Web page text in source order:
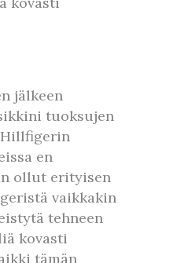
jälkeen
tuoksujen
en
ollut erityisen
vaikkakin
tehneen
kovasti
tämän